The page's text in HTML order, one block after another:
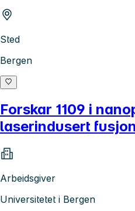
Sted
Bergen
Forskar 1109 i
laserindusert
Arbeidsgiver
Universitetet i Bergen